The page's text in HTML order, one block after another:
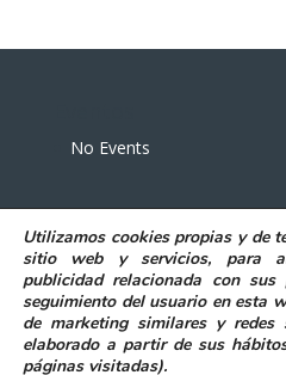
No Events
POLITICA DE PRIVACIDAD
POLITICA DE
DECLARACIÓN DE
Utilizamos cookies propias y de
sitio web y servicios, para
publicidad relacionada con
seguimiento del usuario en esta
de marketing similares y
elaborado a partir de sus
páginas visitadas).